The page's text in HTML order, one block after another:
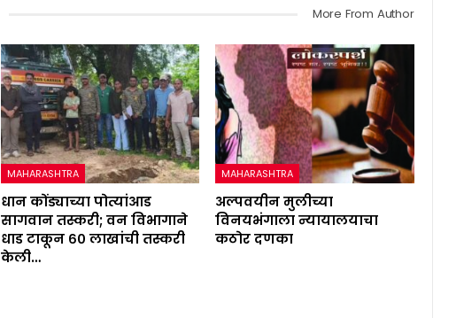
More From Author
MAHARASHTRA
धान कोंड्याच्या पोत्यांआड
सागवान तस्करी; वन विभागाने
धाड टाकून ६० लाखांची तस्करी
केली…
MAHARASHTRA
अल्पवयीन मुलीच्या
विनयभंगाला न्यायालयाचा
कठोर दणका